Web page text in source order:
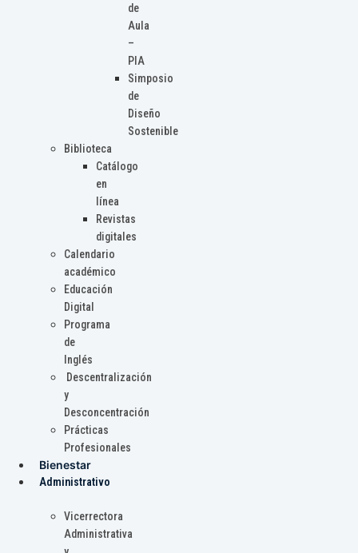
de
Aula
–
PIA
Simposio
de
Diseño
Sostenible
Biblioteca
Catálogo
en
línea
Revistas
digitales
Calendario
académico
Educación
Digital
Programa
de
Inglés
Descentralización
y
Desconcentración
Prácticas
Profesionales
Bienestar
Administrativo
Vicerrectora
Administrativa